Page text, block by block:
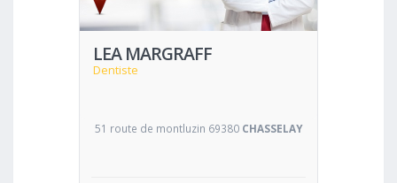
LEA MARGRAFF
Dentiste
51 route de montluzin 69380 CHASSELAY